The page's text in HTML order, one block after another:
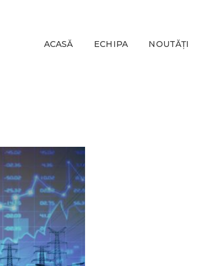
ACASĂ ECHIPA NOUTĂȚI